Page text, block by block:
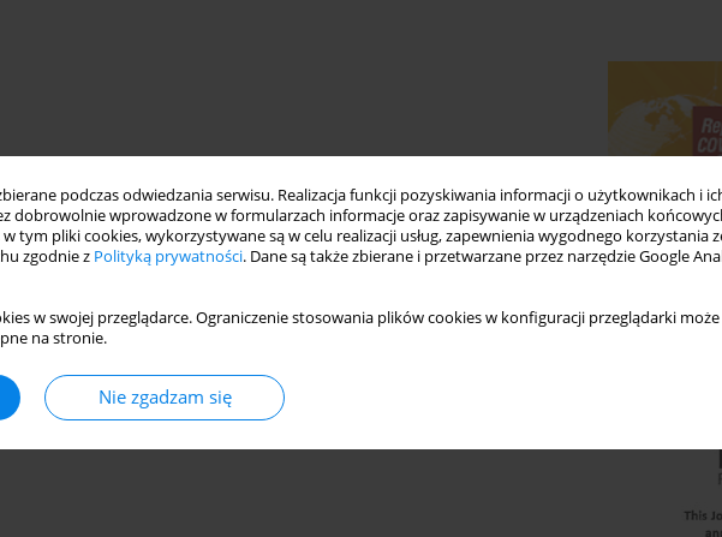
podczas odwiedzania serwisu. Realizacja funkcji pozyskiwania informacji o użytkownikach i
dobrowolnie wprowadzone w formularzach informacje oraz zapisywanie w urządzeniach
w tym pliki cookies, wykorzystywane są w celu realizacji usług, zapewnienia wygodnego korzystania
zgodnie z Polityką prywatności. Dane są także zbierane i przetwarzane przez narzędzie Google
w swojej przeglądarce. Ograniczenie stosowania plików cookies w konfiguracji przeglądarki może
na stronie.
Nie zgadzam się